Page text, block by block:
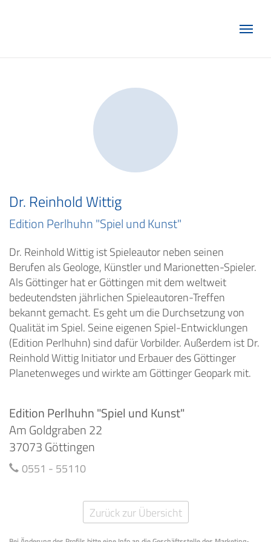
Dr. Reinhold Wittig
Edition Perlhuhn "Spiel und Kunst"
Dr. Reinhold Wittig ist Spieleautor neben seinen
Berufen als Geologe, Künstler und Marionetten-Spieler.
Als Göttinger hat er Göttingen mit dem weltweit
bedeutendsten jährlichen Spieleautoren-Treffen
bekannt gemacht. Es geht um die Durchsetzung von
Qualität im Spiel. Seine eigenen Spiel-Entwicklungen
(Edition Perlhuhn) sind dafür Vorbilder. Außerdem ist Dr.
Reinhold Wittig Initiator und Erbauer des Göttinger
Planetenweges und wirkte am Göttinger Geopark mit.
Edition Perlhuhn "Spiel und Kunst"
Am Goldgraben 22
37073 Göttingen
0551 - 55110
Zurück zur Übersicht